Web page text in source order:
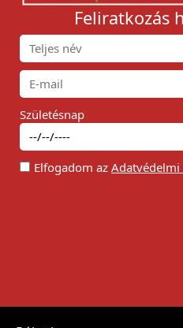
Feliratkozás
Születésnap
Elfogadom az